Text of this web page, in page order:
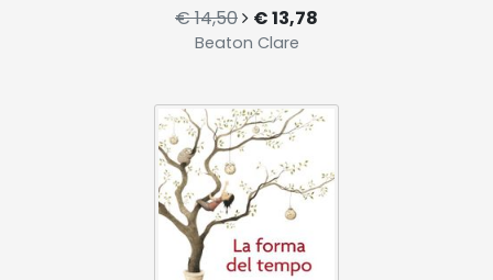
€ 14,50 € 13,78
Beaton Clare